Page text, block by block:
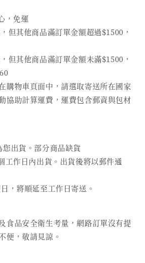
，免運
但其他商品滿訂單金額超過$1500，
但其他商品滿訂單金額未滿$1500，
購物車頁面中，請選取寄送所在國家
協助計算運費，運費包含郵資與包材
出貨。部分商品缺貨
作日內出貨。出貨後將以郵件通
，將順延至工作日寄送。
食品安全衛生考量，網路訂單沒有提
便，敬請見諒。